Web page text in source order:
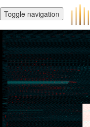
Toggle navigation